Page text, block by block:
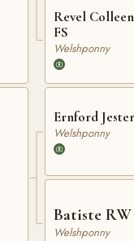
Revel
FS
Welshponny
Ernford
Welshponny
Batiste RW
Welshponny